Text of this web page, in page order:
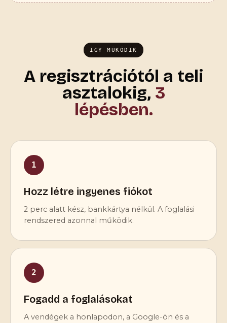
ÍGY MŰKÖDIK
A regisztrációtól a teli
asztalokig, 3
lépésben.
1
Hozz létre ingyenes fiókot
2 perc alatt kész, bankkártya nélkül. A foglalási
rendszered azonnal működik.
2
Fogadd a foglalásokat
A vendégek a honlapodon, a Google-ön és a